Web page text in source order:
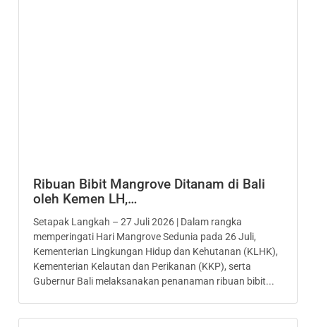
Ribuan Bibit Mangrove Ditanam di Bali
oleh Kemen LH,…
Setapak Langkah – 27 Juli 2026 | Dalam rangka
memperingati Hari Mangrove Sedunia pada 26 Juli,
Kementerian Lingkungan Hidup dan Kehutanan (KLHK),
Kementerian Kelautan dan Perikanan (KKP), serta
Gubernur Bali melaksanakan penanaman ribuan bibit...